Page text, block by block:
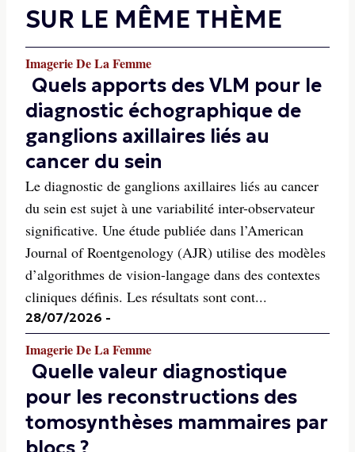
SUR LE MÊME THÈME
Imagerie De La Femme
Quels apports des VLM pour le
diagnostic échographique de
ganglions axillaires liés au
cancer du sein
Le diagnostic de ganglions axillaires liés au cancer
du sein est sujet à une variabilité inter-observateur
significative. Une étude publiée dans l’American
Journal of Roentgenology (AJR) utilise des modèles
d’algorithmes de vision-langage dans des contextes
cliniques définis. Les résultats sont cont...
28/07/2026 -
Imagerie De La Femme
Quelle valeur diagnostique
pour les reconstructions des
tomosynthèses mammaires par